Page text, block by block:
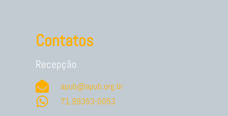
Contatos
Recepção
apub@apub.org.br
71.99353-0053